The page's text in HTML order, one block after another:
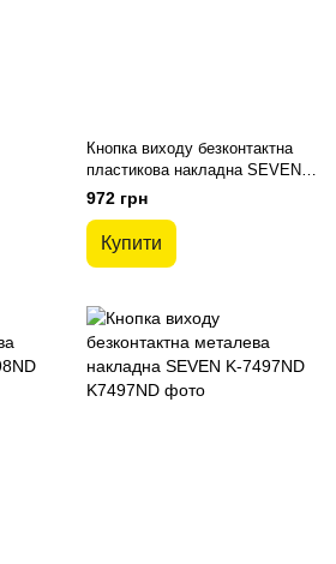
Кнопка виходу безконтактна
пластикова накладна SEVEN
K-7491
972 грн
Купити